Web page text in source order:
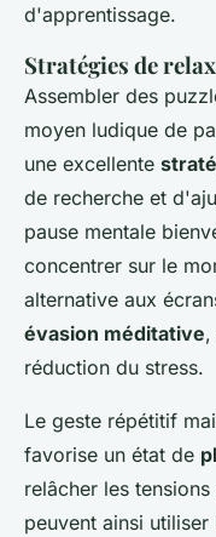
d'apprentissage.
Stratégies de
Assembler des
moyen ludique de
une excellente
de recherche et
pause mentale
concentrer sur le
alternative aux
évasion méditative,
réduction du stress.
Le geste répétitif
favorise un état de
relâcher les
peuvent ainsi